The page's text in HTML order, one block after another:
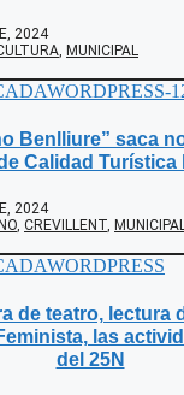
2024
, MUNICIPAL
Benlliure” saca
Calidad Turística
2024
CREVILLENT MUNICIPAL
de teatro, lectura
las
del 25N